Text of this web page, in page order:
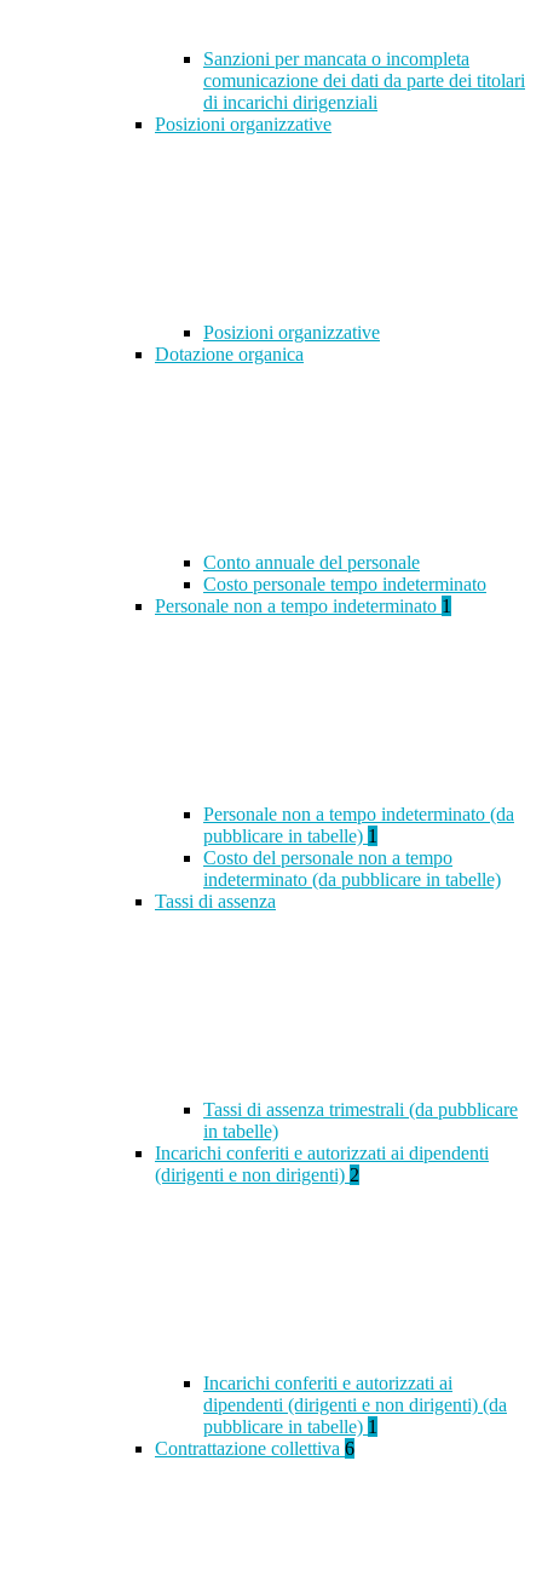
Sanzioni per mancata o incompleta
comunicazione dei dati da parte dei titolari
di incarichi dirigenziali
Posizioni organizzative
Posizioni organizzative
Dotazione organica
Conto annuale del personale
Costo personale tempo indeterminato
Personale non a tempo indeterminato 1
Personale non a tempo indeterminato (da
pubblicare in tabelle) 1
Costo del personale non a tempo
indeterminato (da pubblicare in tabelle)
Tassi di assenza
Tassi di assenza trimestrali (da pubblicare
in tabelle)
Incarichi conferiti e autorizzati ai dipendenti
(dirigenti e non dirigenti) 2
Incarichi conferiti e autorizzati ai
dipendenti (dirigenti e non dirigenti) (da
pubblicare in tabelle) 1
Contrattazione collettiva 6